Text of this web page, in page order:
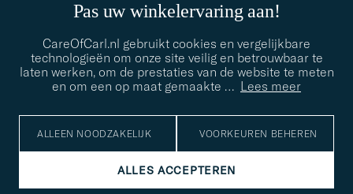
Pas uw winkelervaring aan!
CareOfCarl.nl gebruikt cookies en vergelijkbare
technologieën om onze site veilig en betrouwbaar te
laten werken, om de prestaties van de website te meten
en om een op maat gemaakte … Lees meer
ALLEEN NOODZAKELIJK VOORKEUREN BEHEREN
ALLES ACCEPTEREN
STIJLADVIES
© Care of Carl 2026